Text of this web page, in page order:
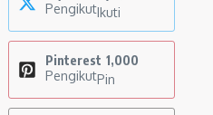
PengikutIkuti
Pinterest 1,000
PengikutPin